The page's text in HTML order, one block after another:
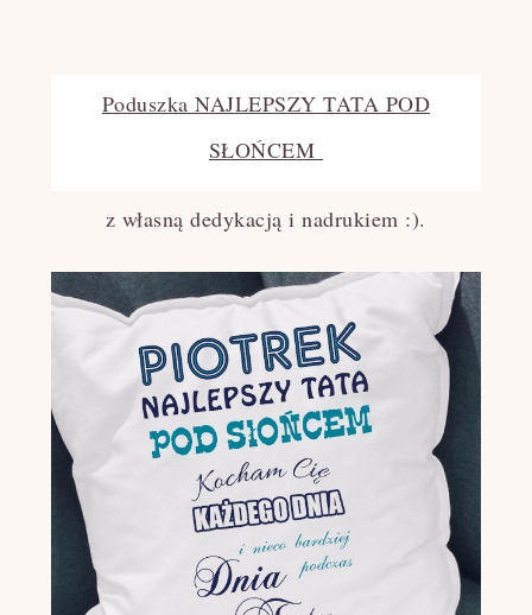
Poduszka NAJLEPSZY TATA POD
SŁOŃCEM
z własną dedykacją i nadrukiem :).